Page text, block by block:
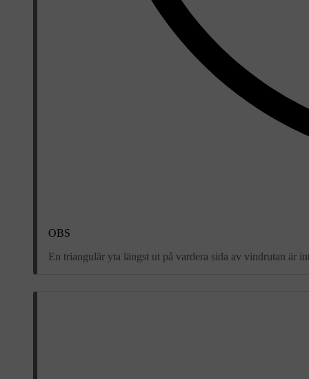
OBS
En triangulär yta längst ut på vardera sida av vindrutan är